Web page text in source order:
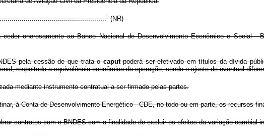
(NR)
onerosamente ao Banco Nacional de Desenvolvimento Econômico e Social
pela cessão de que trata ocaputpoderá ser efetivado em títulos da dívida
respeitada a equivalência econômica da operação, sendo o ajuste de eventual
mediante instrumento contratual a ser firmado pelas partes.
à Conta de Desenvolvimento Energético - CDE, no todo ou em parte, os recursos
contratos com o BNDES com a finalidade de excluir os efeitos da variação cambial